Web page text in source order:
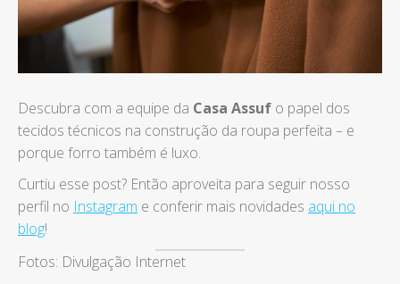
Descubra com a equipe da Casa Assuf o papel dos
tecidos técnicos na construção da roupa perfeita – e
porque forro também é luxo.
Curtiu esse post? Então aproveita para seguir nosso
perfil no Instagram e conferir mais novidades aqui no
blog!
Fotos: Divulgação Internet